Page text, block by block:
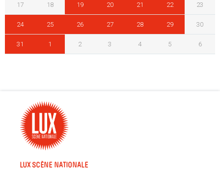
17 18 19 20 21 22 23
24 25 26 27 28 29 30
31 1 2 3 4 5 6
LUX SCÈNE NATIONALE